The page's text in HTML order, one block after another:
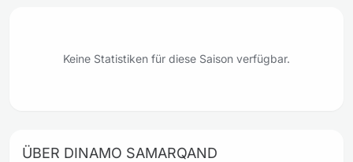
Keine Statistiken für diese Saison verfügbar.
ÜBER DINAMO SAMARQAND